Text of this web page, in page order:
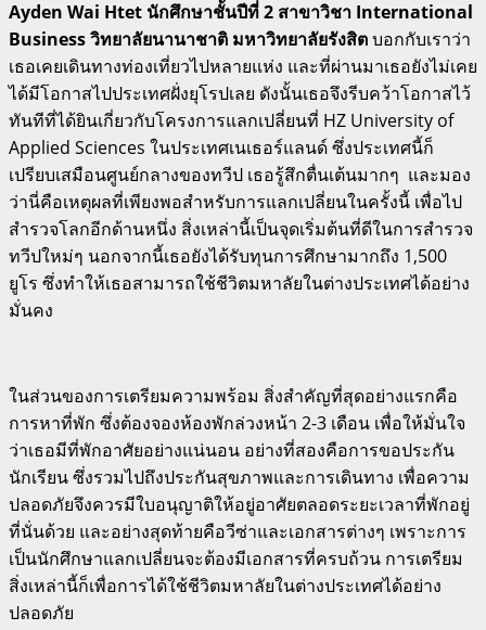
Ayden Wai Htet นักศึกษาชั้นปีที่ 2 สาขาวิชา International
Business วิทยาลัยนานาชาติ มหาวิทยาลัยรังสิตบอกกับเราว่า
เธอเคยเดินทางท่องเที่ยวไปหลายแห่ง และที่ผ่านมาเธอยังไม่เคย
ได้มีโอกาสไปประเทศฝั่งยุโรปเลย ดังนั้นเธอจึงรีบคว้าโอกาสไว้
ทันทีที่ได้ยินเกี่ยวกับโครงการแลกเปลี่ยนที่ HZ University of
Applied Sciences ในประเทศเนเธอร์แลนด์ ซึ่งประเทศนี้ก็
เปรียบเสมือนศูนย์กลางของทวีป เธอรู้สึกตื่นเต้นมากๆ และมอง
ว่านี่คือเหตุผลที่เพียงพอสำหรับการแลกเปลี่ยนในครั้งนี้ เพื่อไป
สำรวจโลกอีกด้านหนึ่ง สิ่งเหล่านี้เป็นจุดเริ่มต้นที่ดีในการสำรวจ
ทวีปใหม่ๆ นอกจากนี้เธอยังได้รับทุนการศึกษามากถึง 1,500
ยูโร ซึ่งทำให้เธอสามารถใช้ชีวิตมหาลัยในต่างประเทศได้อย่าง
มั่นคง
ในส่วนของการเตรียมความพร้อม สิ่งสำคัญที่สุดอย่างแรกคือ
การหาที่พัก ซึ่งต้องจองห้องพักล่วงหน้า 2-3 เดือน เพื่อให้มั่นใจ
ว่าเธอมีที่พักอาศัยอย่างแน่นอน อย่างที่สองคือการขอประกัน
นักเรียน ซึ่งรวมไปถึงประกันสุขภาพและการเดินทาง เพื่อความ
ปลอดภัยจึงควรมีใบอนุญาติให้อยู่อาศัยตลอดระยะเวลาที่พักอยู่
ที่นั่นด้วย และอย่างสุดท้ายคือวีซ่าและเอกสารต่างๆ เพราะการ
เป็นนักศึกษาแลกเปลี่ยนจะต้องมีเอกสารที่ครบถ้วน การเตรียม
สิ่งเหล่านี้ก็เพื่อการได้ใช้ชีวิตมหาลัยในต่างประเทศได้อย่าง
ปลอดภัย